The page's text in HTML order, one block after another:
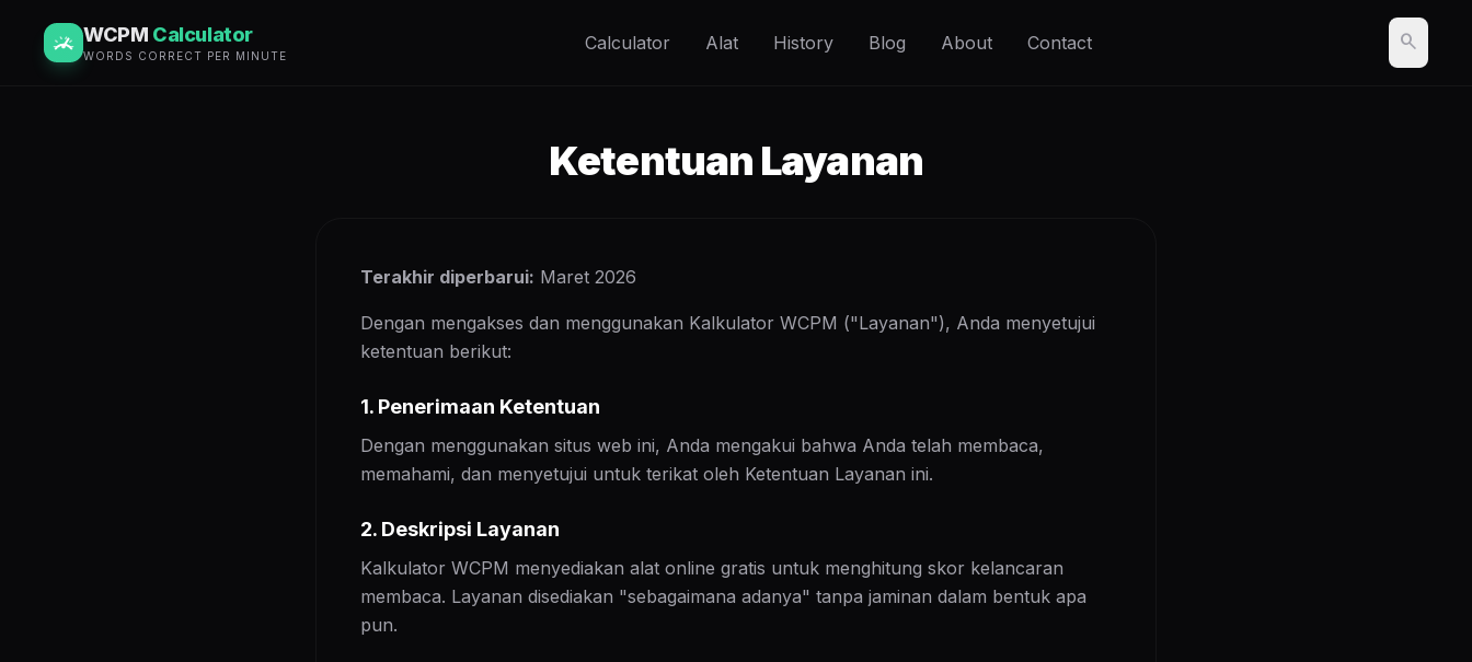
WCPM Calculator
WORDS CORRECT PER MINUTE
Calculator Alat History Blog About Contact search
Ketentuan Layanan
Terakhir diperbarui: Maret 2026
Dengan mengakses dan menggunakan Kalkulator WCPM ("Layanan"), Anda menyetujui
ketentuan berikut:
1. Penerimaan Ketentuan
Dengan menggunakan situs web ini, Anda mengakui bahwa Anda telah membaca,
memahami, dan menyetujui untuk terikat oleh Ketentuan Layanan ini.
2. Deskripsi Layanan
Kalkulator WCPM menyediakan alat online gratis untuk menghitung skor kelancaran
membaca. Layanan disediakan "sebagaimana adanya" tanpa jaminan dalam bentuk apa
pun.